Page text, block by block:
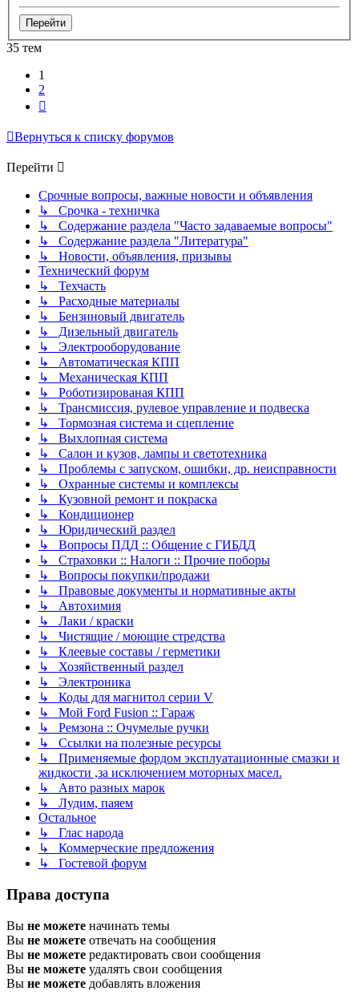
35 тем
1
2
Вернуться к списку форумов
Перейти
Срочные вопросы, важные новости и объявления
↳ Срочка - техничка
↳ Содержание раздела "Часто задаваемые вопросы"
↳ Содержание раздела "Литература"
↳ Новости, объявления, призывы
Технический форум
↳ Техчасть
↳ Расходные материалы
↳ Бензиновый двигатель
↳ Дизельный двигатель
↳ Электрооборудование
↳ Автоматическая КПП
↳ Механическая КПП
↳ Роботизированая КПП
↳ Трансмиссия, рулевое управление и подвеска
↳ Тормозная система и сцепление
↳ Выхлопная система
↳ Салон и кузов, лампы и светотехника
↳ Проблемы с запуском, ошибки, др. неисправности
↳ Охранные системы и комплексы
↳ Кузовной ремонт и покраска
↳ Кондиционер
↳ Юридический раздел
↳ Вопросы ПДД :: Общение с ГИБДД
↳ Страховки :: Налоги :: Прочие поборы
↳ Вопросы покупки/продажи
↳ Правовые документы и нормативные акты
↳ Автохимия
↳ Лаки / краски
↳ Чистящие / моющие стредства
↳ Клеевые составы / герметики
↳ Хозяйственный раздел
↳ Электроника
↳ Коды для магнитол серии V
↳ Мой Ford Fusion :: Гараж
↳ Ремзона :: Очумелые ручки
↳ Ссылки на полезные ресурсы
↳ Применяемые фордом эксплуатационные смазки и
жидкости ,за исключением моторных масел.
↳ Авто разных марок
↳ Лудим, паяем
Остальное
↳ Глас народа
↳ Коммерческие предложения
↳ Гостевой форум
Права доступа
Вы не можете начинать темы
Вы не можете отвечать на сообщения
Вы не можете редактировать свои сообщения
Вы не можете удалять свои сообщения
Вы не можете добавлять вложения